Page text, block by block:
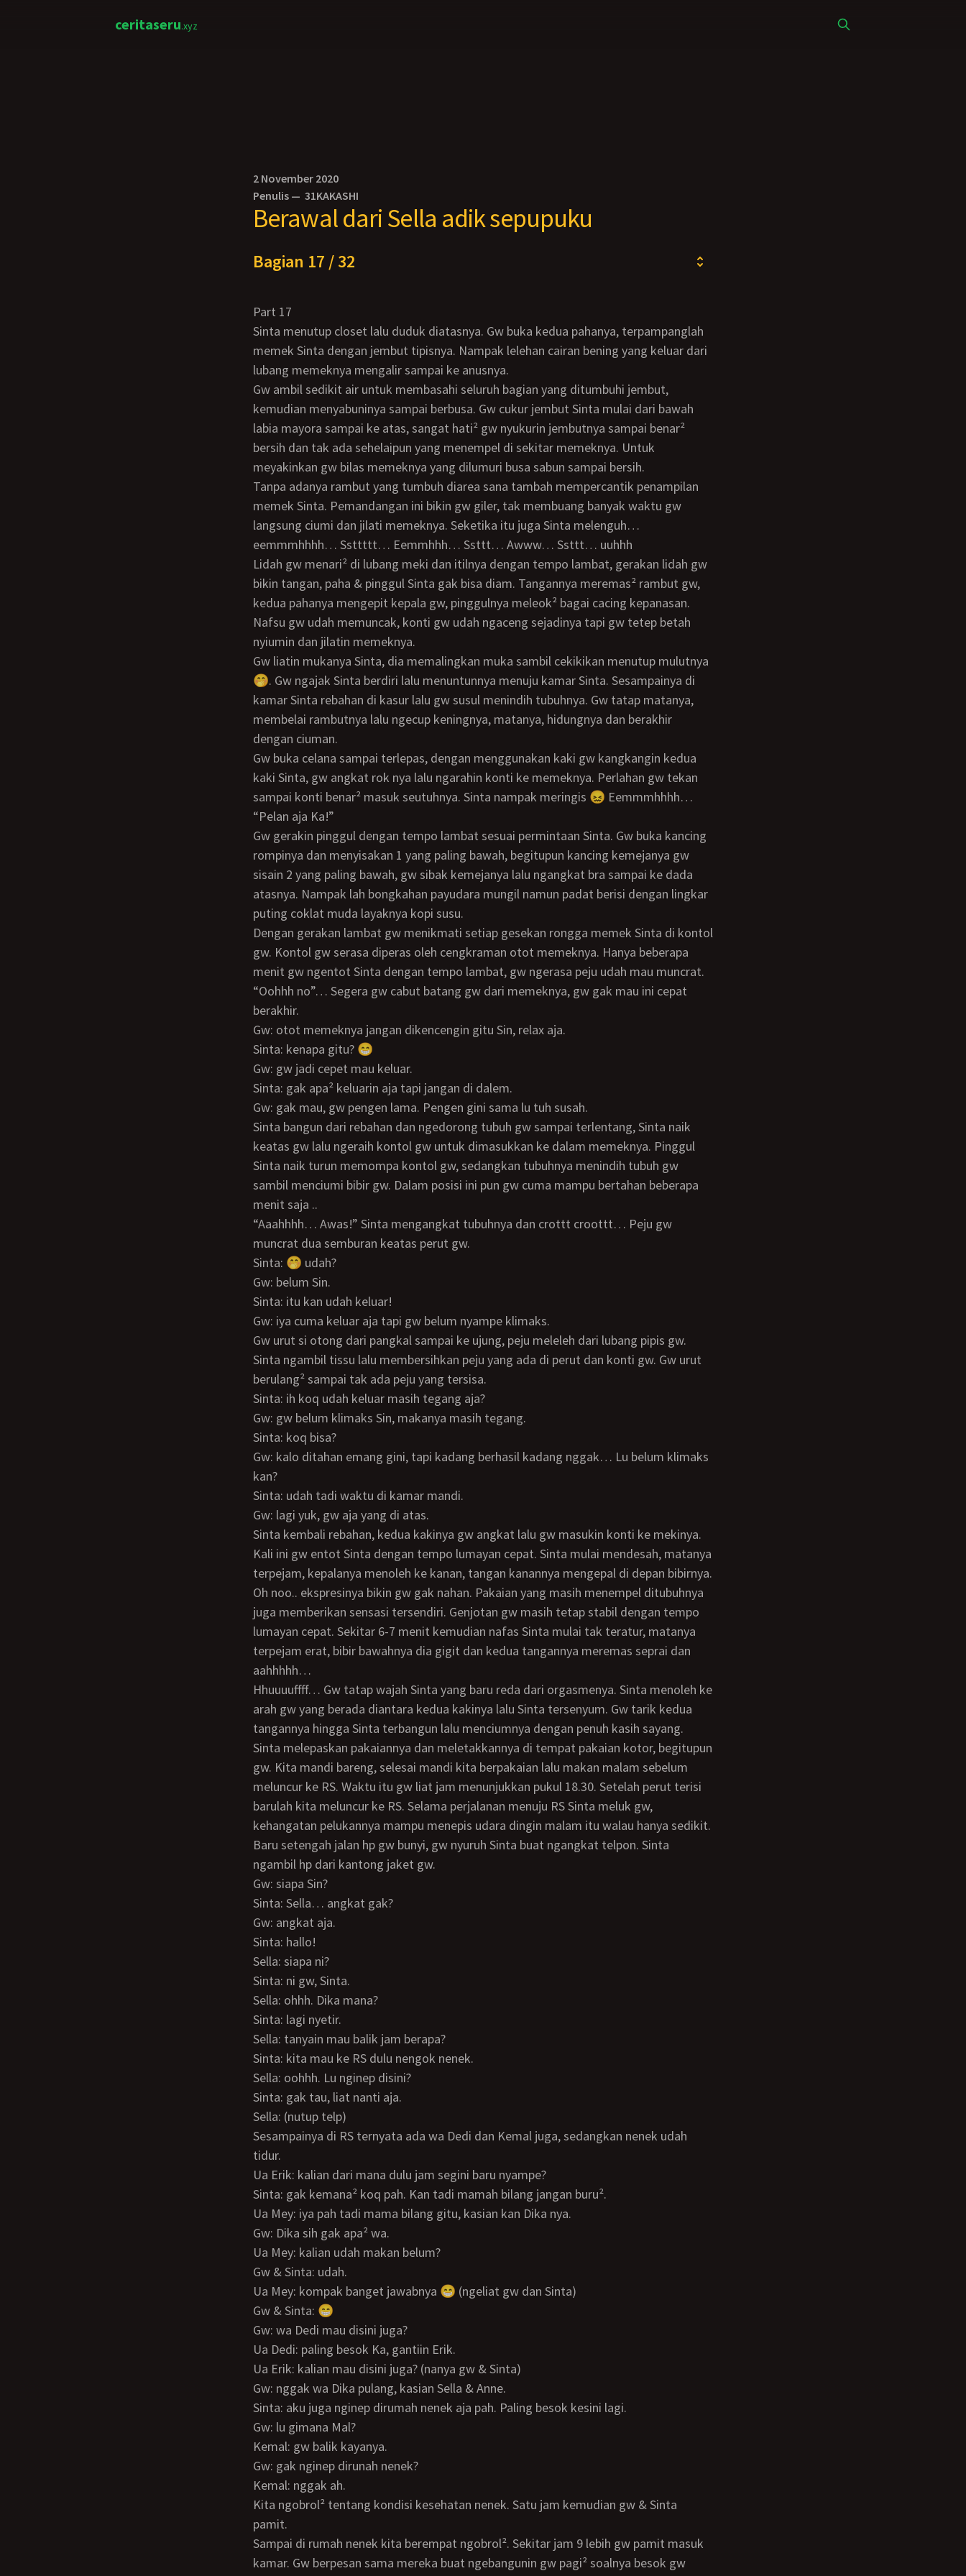
ceritaseru.xyz
2 November 2020
Penulis — 31KAKASHI
Berawal dari Sella adik sepupuku
Bagian 17 / 32
Part 17
Sinta menutup closet lalu duduk diatasnya. Gw buka kedua pahanya, terpampanglah
memek Sinta dengan jembut tipisnya. Nampak lelehan cairan bening yang keluar dari
lubang memeknya mengalir sampai ke anusnya.
Gw ambil sedikit air untuk membasahi seluruh bagian yang ditumbuhi jembut,
kemudian menyabuninya sampai berbusa. Gw cukur jembut Sinta mulai dari bawah
labia mayora sampai ke atas, sangat hati² gw nyukurin jembutnya sampai benar²
bersih dan tak ada sehelaipun yang menempel di sekitar memeknya. Untuk
meyakinkan gw bilas memeknya yang dilumuri busa sabun sampai bersih.
Tanpa adanya rambut yang tumbuh diarea sana tambah mempercantik penampilan
memek Sinta. Pemandangan ini bikin gw giler, tak membuang banyak waktu gw
langsung ciumi dan jilati memeknya. Seketika itu juga Sinta melenguh…
eemmmhhhh… Ssttttt… Eemmhhh… Ssttt… Awww… Ssttt… uuhhh
Lidah gw menari² di lubang meki dan itilnya dengan tempo lambat, gerakan lidah gw
bikin tangan, paha & pinggul Sinta gak bisa diam. Tangannya meremas² rambut gw,
kedua pahanya mengepit kepala gw, pinggulnya meleok² bagai cacing kepanasan.
Nafsu gw udah memuncak, konti gw udah ngaceng sejadinya tapi gw tetep betah
nyiumin dan jilatin memeknya.
Gw liatin mukanya Sinta, dia memalingkan muka sambil cekikikan menutup mulutnya
🤭. Gw ngajak Sinta berdiri lalu menuntunnya menuju kamar Sinta. Sesampainya di
kamar Sinta rebahan di kasur lalu gw susul menindih tubuhnya. Gw tatap matanya,
membelai rambutnya lalu ngecup keningnya, matanya, hidungnya dan berakhir
dengan ciuman.
Gw buka celana sampai terlepas, dengan menggunakan kaki gw kangkangin kedua
kaki Sinta, gw angkat rok nya lalu ngarahin konti ke memeknya. Perlahan gw tekan
sampai konti benar² masuk seutuhnya. Sinta nampak meringis 😖 Eemmmhhhh…
“Pelan aja Ka!”
Gw gerakin pinggul dengan tempo lambat sesuai permintaan Sinta. Gw buka kancing
rompinya dan menyisakan 1 yang paling bawah, begitupun kancing kemejanya gw
sisain 2 yang paling bawah, gw sibak kemejanya lalu ngangkat bra sampai ke dada
atasnya. Nampak lah bongkahan payudara mungil namun padat berisi dengan lingkar
puting coklat muda layaknya kopi susu.
Dengan gerakan lambat gw menikmati setiap gesekan rongga memek Sinta di kontol
gw. Kontol gw serasa diperas oleh cengkraman otot memeknya. Hanya beberapa
menit gw ngentot Sinta dengan tempo lambat, gw ngerasa peju udah mau muncrat.
“Oohhh no”… Segera gw cabut batang gw dari memeknya, gw gak mau ini cepat
berakhir.
Gw: otot memeknya jangan dikencengin gitu Sin, relax aja.
Sinta: kenapa gitu? 😁
Gw: gw jadi cepet mau keluar.
Sinta: gak apa² keluarin aja tapi jangan di dalem.
Gw: gak mau, gw pengen lama. Pengen gini sama lu tuh susah.
Sinta bangun dari rebahan dan ngedorong tubuh gw sampai terlentang, Sinta naik
keatas gw lalu ngeraih kontol gw untuk dimasukkan ke dalam memeknya. Pinggul
Sinta naik turun memompa kontol gw, sedangkan tubuhnya menindih tubuh gw
sambil menciumi bibir gw. Dalam posisi ini pun gw cuma mampu bertahan beberapa
menit saja ..
“Aaahhhh… Awas!” Sinta mengangkat tubuhnya dan crottt croottt… Peju gw
muncrat dua semburan keatas perut gw.
Sinta: 🤭 udah?
Gw: belum Sin.
Sinta: itu kan udah keluar!
Gw: iya cuma keluar aja tapi gw belum nyampe klimaks.
Gw urut si otong dari pangkal sampai ke ujung, peju meleleh dari lubang pipis gw.
Sinta ngambil tissu lalu membersihkan peju yang ada di perut dan konti gw. Gw urut
berulang² sampai tak ada peju yang tersisa.
Sinta: ih koq udah keluar masih tegang aja?
Gw: gw belum klimaks Sin, makanya masih tegang.
Sinta: koq bisa?
Gw: kalo ditahan emang gini, tapi kadang berhasil kadang nggak… Lu belum klimaks
kan?
Sinta: udah tadi waktu di kamar mandi.
Gw: lagi yuk, gw aja yang di atas.
Sinta kembali rebahan, kedua kakinya gw angkat lalu gw masukin konti ke mekinya.
Kali ini gw entot Sinta dengan tempo lumayan cepat. Sinta mulai mendesah, matanya
terpejam, kepalanya menoleh ke kanan, tangan kanannya mengepal di depan bibirnya.
Oh noo.. ekspresinya bikin gw gak nahan. Pakaian yang masih menempel ditubuhnya
juga memberikan sensasi tersendiri. Genjotan gw masih tetap stabil dengan tempo
lumayan cepat. Sekitar 6-7 menit kemudian nafas Sinta mulai tak teratur, matanya
terpejam erat, bibir bawahnya dia gigit dan kedua tangannya meremas seprai dan
aahhhhh…
Hhuuuuffff… Gw tatap wajah Sinta yang baru reda dari orgasmenya. Sinta menoleh ke
arah gw yang berada diantara kedua kakinya lalu Sinta tersenyum. Gw tarik kedua
tangannya hingga Sinta terbangun lalu menciumnya dengan penuh kasih sayang.
Sinta melepaskan pakaiannya dan meletakkannya di tempat pakaian kotor, begitupun
gw. Kita mandi bareng, selesai mandi kita berpakaian lalu makan malam sebelum
meluncur ke RS. Waktu itu gw liat jam menunjukkan pukul 18.30. Setelah perut terisi
barulah kita meluncur ke RS. Selama perjalanan menuju RS Sinta meluk gw,
kehangatan pelukannya mampu menepis udara dingin malam itu walau hanya sedikit.
Baru setengah jalan hp gw bunyi, gw nyuruh Sinta buat ngangkat telpon. Sinta
ngambil hp dari kantong jaket gw.
Gw: siapa Sin?
Sinta: Sella… angkat gak?
Gw: angkat aja.
Sinta: hallo!
Sella: siapa ni?
Sinta: ni gw, Sinta.
Sella: ohhh. Dika mana?
Sinta: lagi nyetir.
Sella: tanyain mau balik jam berapa?
Sinta: kita mau ke RS dulu nengok nenek.
Sella: oohhh. Lu nginep disini?
Sinta: gak tau, liat nanti aja.
Sella: (nutup telp)
Sesampainya di RS ternyata ada wa Dedi dan Kemal juga, sedangkan nenek udah
tidur.
Ua Erik: kalian dari mana dulu jam segini baru nyampe?
Sinta: gak kemana² koq pah. Kan tadi mamah bilang jangan buru².
Ua Mey: iya pah tadi mama bilang gitu, kasian kan Dika nya.
Gw: Dika sih gak apa² wa.
Ua Mey: kalian udah makan belum?
Gw & Sinta: udah.
Ua Mey: kompak banget jawabnya 😁 (ngeliat gw dan Sinta)
Gw & Sinta: 😁
Gw: wa Dedi mau disini juga?
Ua Dedi: paling besok Ka, gantiin Erik.
Ua Erik: kalian mau disini juga? (nanya gw & Sinta)
Gw: nggak wa Dika pulang, kasian Sella & Anne.
Sinta: aku juga nginep dirumah nenek aja pah. Paling besok kesini lagi.
Gw: lu gimana Mal?
Kemal: gw balik kayanya.
Gw: gak nginep dirunah nenek?
Kemal: nggak ah.
Kita ngobrol² tentang kondisi kesehatan nenek. Satu jam kemudian gw & Sinta
pamit.
Sampai di rumah nenek kita berempat ngobrol². Sekitar jam 9 lebih gw pamit masuk
kamar. Gw berpesan sama mereka buat ngebangunin gw pagi² soalnya besok gw